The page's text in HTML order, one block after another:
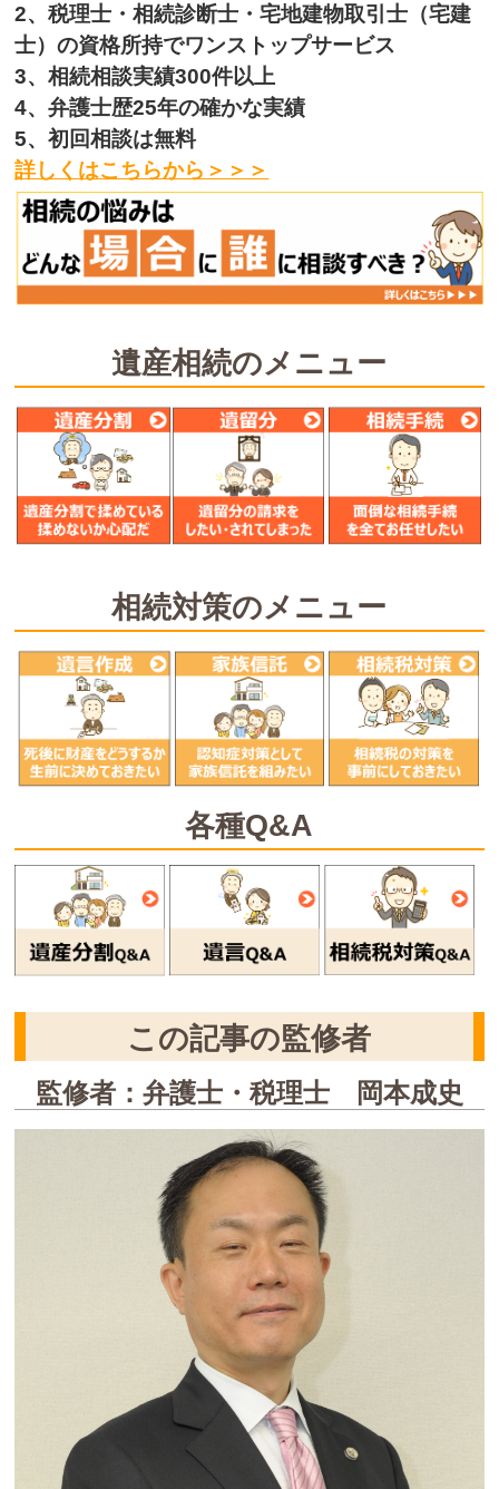
2、税理士・相続診断士・宅地建物取引士（宅建
士）の資格所持でワンストップサービス
3、相続相談実績300件以上
4、弁護士歴25年の確かな実績
5、初回相談は無料
詳しくはこちらから＞＞＞
遺産相続のメニュー
相続対策のメニュー
各種Q&A
この記事の監修者
監修者：弁護士・税理士 岡本成史